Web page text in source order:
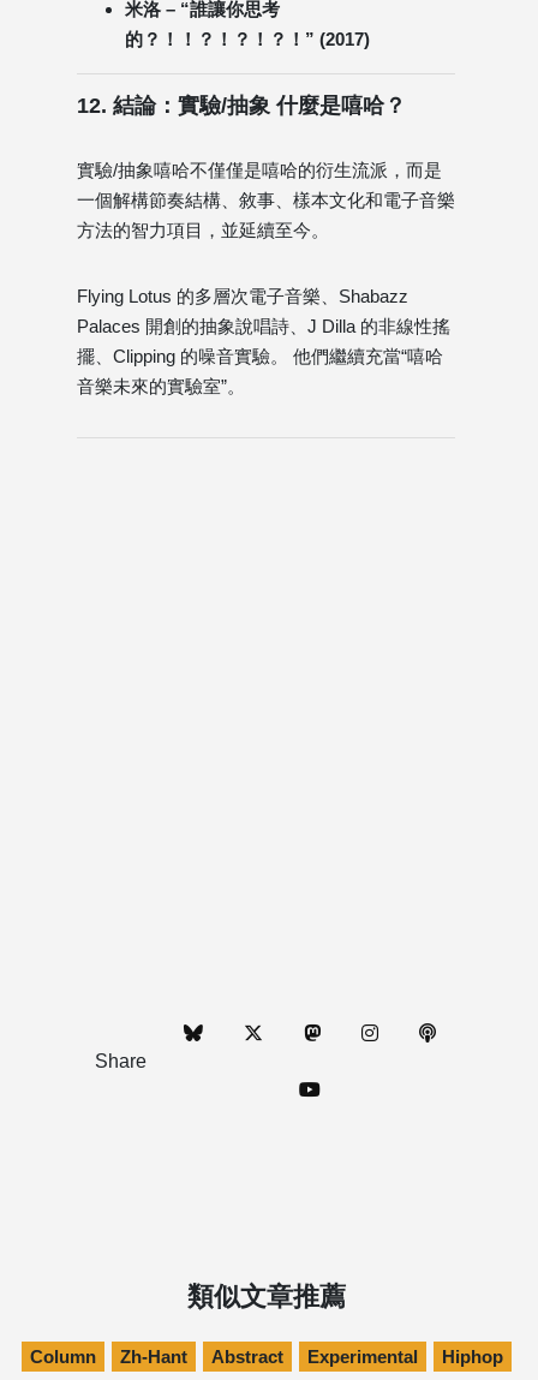
米洛 – “誰讓你思考
的？！！？！？！？！” (2017)
12. 結論：實驗/抽象 什麼是嘻哈？
實驗/抽象嘻哈不僅僅是嘻哈的衍生流派，而是
一個解構節奏結構、敘事、樣本文化和電子音樂
方法的智力項目，並延續至今。
Flying Lotus 的多層次電子音樂、Shabazz
Palaces 開創的抽象說唱詩、J Dilla 的非線性搖
擺、Clipping 的噪音實驗。 他們繼續充當“嘻哈
音樂未來的實驗室”。
Share
類似文章推薦
Column Zh-Hant Abstract Experimental Hiphop